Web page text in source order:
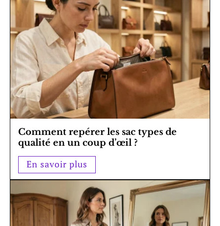
Comment repérer les sac types de
qualité en un coup d’œil ?
En savoir plus